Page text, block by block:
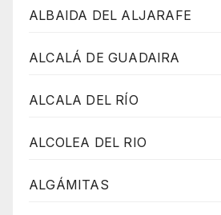
ALBAIDA DEL ALJARAFE
ALCALÁ DE GUADAIRA
ALCALA DEL RÍO
ALCOLEA DEL RIO
ALGÁMITAS